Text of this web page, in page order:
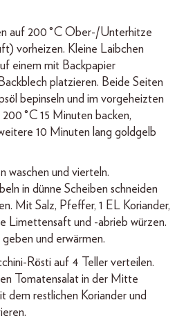
auf 200 °C Ober-/Unterhitze
vorheizen. Kleine Laibchen
einem mit Backpapier
platzieren. Beide Seiten
bepinseln und im vorgeheizten
°C 15 Minuten backen,
10 Minuten lang goldgelb
waschen und vierteln.
in dünne Scheiben schneiden
Mit Salz, Pfeffer, 1 EL Koriander,
Limettensaft und -abrieb würzen.
geben und erwärmen.
Rösti auf 4 Teller verteilen.
Tomatensalat in der Mitte
dem restlichen Koriander und